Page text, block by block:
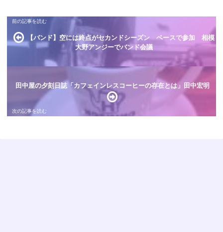
【バンド】空には終点がセカンドシーズン ベースで参加 相模
大野アンジーでバンド会議
田中屋の夕刻日誌「カフェインレスコーヒーの存在とは」田中宏明